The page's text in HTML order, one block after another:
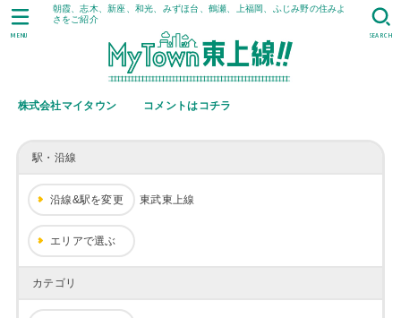
朝霞、志木、新座、和光、みずほ台、鶴瀬、上福岡、ふじみ野の住みよ
さをご紹介
株式会社マイタウン コメントはコチラ
SEARCH
MENU
駅・沿線
沿線&駅を変更 東武東上線
エリアで選ぶ
カテゴリ